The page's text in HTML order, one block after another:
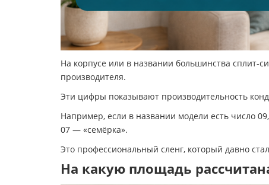
На корпусе или в названии большинства сплит-
производителя.
Эти цифры показывают производительность
Например, если в названии модели есть число
07 — «семёрка».
Это профессиональный сленг, который давно
На какую площадь